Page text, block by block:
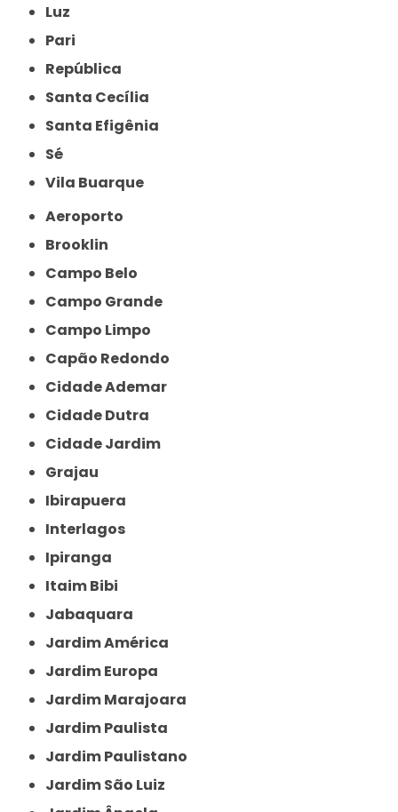
Luz
Pari
República
Santa Cecília
Santa Efigênia
Sé
Vila Buarque
Aeroporto
Brooklin
Campo Belo
Campo Grande
Campo Limpo
Capão Redondo
Cidade Ademar
Cidade Dutra
Cidade Jardim
Grajau
Ibirapuera
Interlagos
Ipiranga
Itaim Bibi
Jabaquara
Jardim América
Jardim Europa
Jardim Marajoara
Jardim Paulista
Jardim Paulistano
Jardim São Luiz